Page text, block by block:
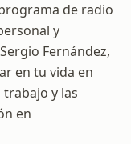
de radio
y
Fernández,
en tu vida en
y las
en